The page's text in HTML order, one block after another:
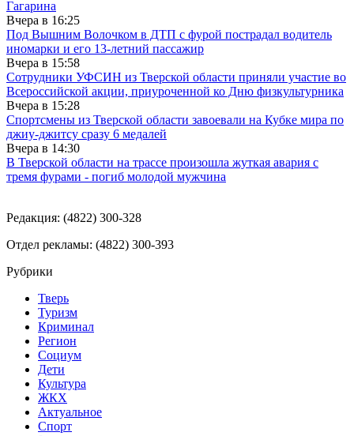
Гагарина
Вчера в 16:25
Под Вышним Волочком в ДТП с фурой пострадал водитель
иномарки и его 13-летний пассажир
Вчера в 15:58
Сотрудники УФСИН из Тверской области приняли участие во
Всероссийской акции, приуроченной ко Дню физкультурника
Вчера в 15:28
Спортсмены из Тверской области завоевали на Кубке мира по
джиу-джитсу сразу 6 медалей
Вчера в 14:30
В Тверской области на трассе произошла жуткая авария с
тремя фурами - погиб молодой мужчина
Редакция: (4822) 300-328
Отдел рекламы: (4822) 300-393
Рубрики
Тверь
Туризм
Криминал
Регион
Социум
Дети
Культура
ЖКХ
Актуальное
Спорт